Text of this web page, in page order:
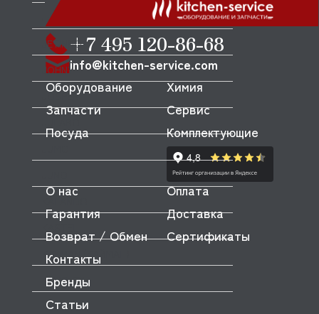
JAU
JETINNO
JOHNY
JOSPER
KAYMAN (КАЙМАН)
KEMPLEX
KENWOOD
+7 495 120-86-68
info@kitchen-service.com
Оборудование
Запчасти
Посуда
Химия
Сервис
Комплектующие
О нас
Оплата
Гарантия
Доставка
Возврат / Обмен
Сертификаты
Контакты
Бренды
Статьи